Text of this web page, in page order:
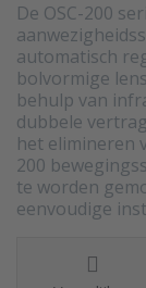
De OSC-200
automatisch
bolvormige
behulp van
dubbele
het elimineren
200
te worden
eenvoudige